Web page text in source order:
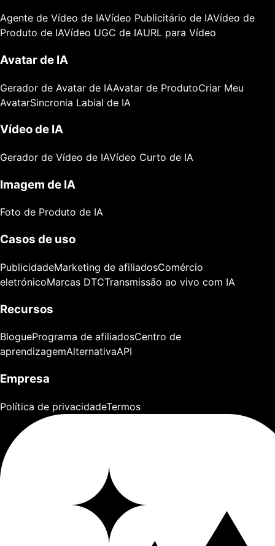
Agente de Vídeo de IAVídeo Publicitário de IAVídeo de
Produto de IAVídeo UGC de IAURL para Vídeo
Avatar de IA
Gerador de Avatar de IAAvatar de ProdutoCriar Meu
AvatarSincronia Labial de IA
Vídeo de IA
Gerador de Vídeo de IAVídeo Curto de IA
Imagem de IA
Foto de Produto de IA
Casos de uso
PublicidadeMarketing de afiliadosComércio
eletrónicoMarcas DTCTransmissão ao vivo com IA
Recursos
BloguePrograma de afiliadosCentro de
aprendizagemAlternativaAPI
Empresa
Política de privacidadeTermos